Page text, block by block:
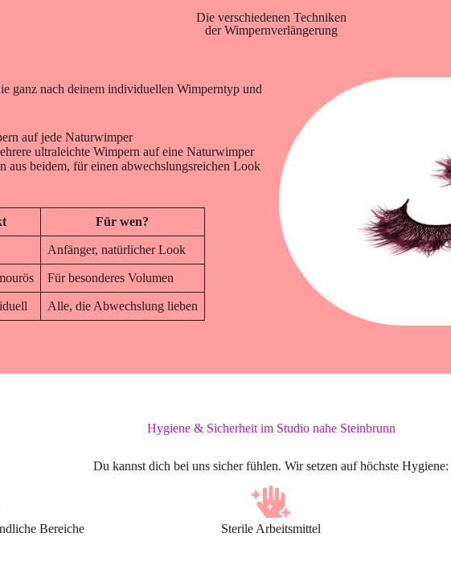
Die verschiedenen Techniken
der Wimpernverlängerung
ganz nach deinem individuellen Wimperntyp und
auf jede Naturwimper
ultraleichte Wimpern auf eine Naturwimper
aus beidem, für einen abwechslungsreichen Look
Für wen?
Anfänger, natürlicher Look
Für besonderes Volumen
Alle, die Abwechslung lieben
Hygiene & Sicherheit im Studio nahe Steinbrunn
Du kannst dich bei uns sicher fühlen. Wir setzen auf höchste Hygiene:
Bereiche Sterile Arbeitsmittel